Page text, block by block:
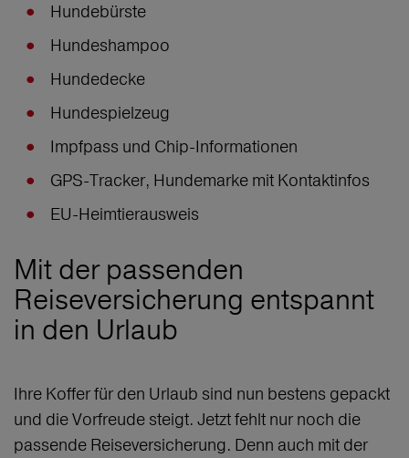
Hundebürste
Hundeshampoo
Hundedecke
Hundespielzeug
Impfpass und Chip-Informationen
GPS-Tracker, Hundemarke mit Kontaktinfos
EU-Heimtierausweis
Mit der passenden
Reiseversicherung entspannt
in den Urlaub
Ihre Koffer für den Urlaub sind nun bestens gepackt
und die Vorfreude steigt. Jetzt fehlt nur noch die
passende Reiseversicherung. Denn auch mit der